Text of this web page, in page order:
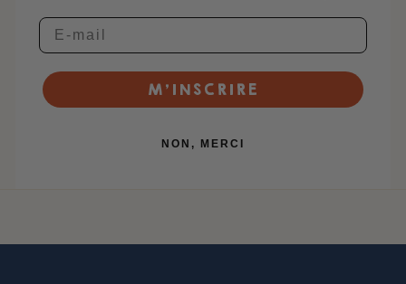
M’INSCRIRE
NON, MERCI